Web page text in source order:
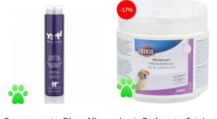
-17%